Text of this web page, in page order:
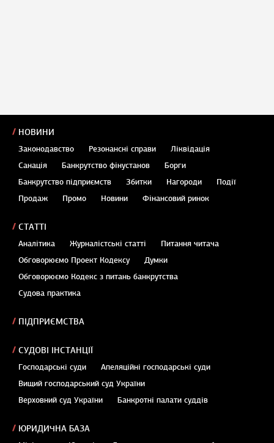
НОВИНИ
Законодавство Резонансні справи
Ліквідація
Санація
Банкрутство фінустанов
Борги
Банкрутство підприємств
Збитки Нагороди
Події
Продаж
Промо Новини Фінансовий ринок
СТАТТІ
Аналітика Журналістські статті
Питання читача
Обговорюємо Проект Кодексу
Думки
Обговорюємо Кодекс з питань банкрутства
Судова практика
ПІДПРИЄМСТВА
СУДОВІ ІНСТАНЦІЇ
Господарські суди
Апеляційні господарські суди
Вищий господарський суд України
Верховний суд України
Банкротні палати суддів
ЮРИДИЧНА БАЗА